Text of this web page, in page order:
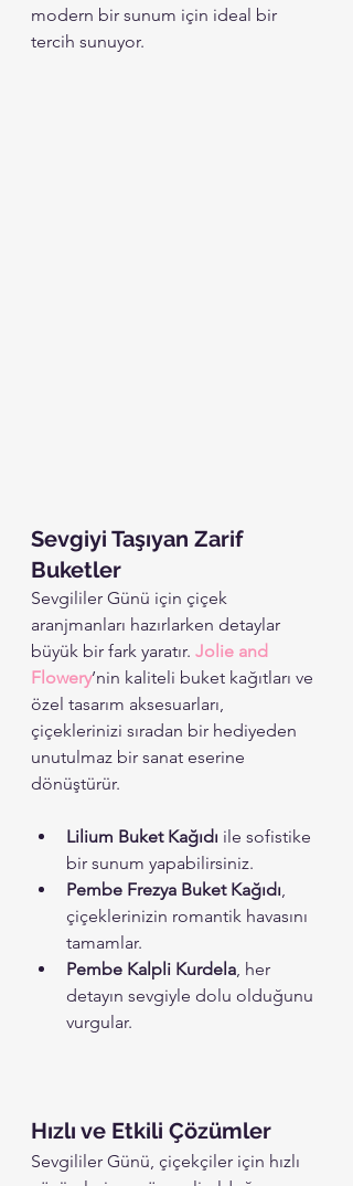
modern bir sunum için ideal bir
tercih sunuyor.
Sevgiyi Taşıyan Zarif
Buketler
Sevgililer Günü için çiçek
aranjmanları hazırlarken detaylar
büyük bir fark yaratır. Jolie and
Flowery’nin kaliteli buket kağıtları ve
özel tasarım aksesuarları,
çiçeklerinizi sıradan bir hediyeden
unutulmaz bir sanat eserine
dönüştürür.
Lilium Buket Kağıdı ile sofistike
bir sunum yapabilirsiniz.
Pembe Frezya Buket Kağıdı,
çiçeklerinizin romantik havasını
tamamlar.
Pembe Kalpli Kurdela, her
detayın sevgiyle dolu olduğunu
vurgular.
Hızlı ve Etkili Çözümler
Sevgililer Günü, çiçekçiler için hızlı